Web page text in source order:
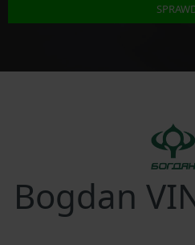
Bogdan